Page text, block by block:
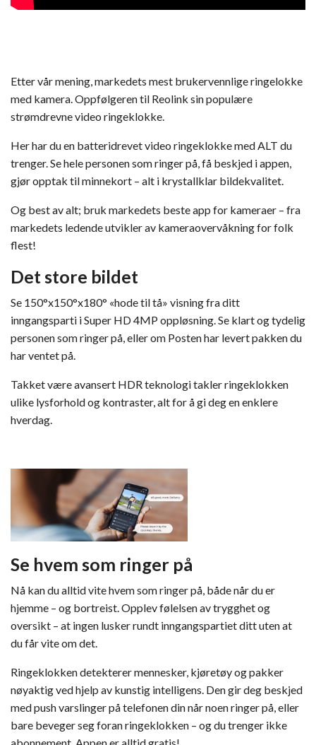
Etter vår mening, markedets mest brukervennlige ringelokke
med kamera. Oppfølgeren til Reolink sin populære
strømdrevne video ringeklokke.
Her har du en batteridrevet video ringeklokke med ALT du
trenger. Se hele personen som ringer på, få beskjed i appen,
gjør opptak til minnekort – alt i krystallklar bildekvalitet.
Og best av alt; bruk markedets beste app for kameraer – fra
markedets ledende utvikler av kameraovervåkning for folk
flest!
Det store bildet
Se 150°x150°x180° «hode til tå» visning fra ditt
inngangsparti i Super HD 4MP oppløsning. Se klart og tydelig
personen som ringer på, eller om Posten har levert pakken du
har ventet på.
Takket være avansert HDR teknologi takler ringeklokken
ulike lysforhold og kontraster, alt for å gi deg en enklere
hverdag.
Se hvem som ringer på
Nå kan du alltid vite hvem som ringer på, både når du er
hjemme – og bortreist. Opplev følelsen av trygghet og
oversikt – at ingen lusker rundt inngangspartiet ditt uten at
du får vite om det.
Ringeklokken detekterer mennesker, kjøretøy og pakker
nøyaktig ved hjelp av kunstig intelligens. Den gir deg beskjed
med push varslinger på telefonen din når noen ringer på, eller
bare beveger seg foran ringeklokken – og du trenger ikke